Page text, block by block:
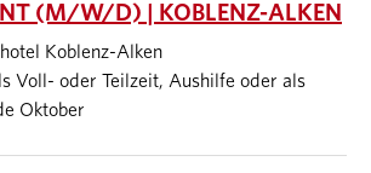
(M/W/D) | KOBLENZ-ALKEN
Koblenz-Alken
Voll- oder Teilzeit, Aushilfe oder als
Oktober